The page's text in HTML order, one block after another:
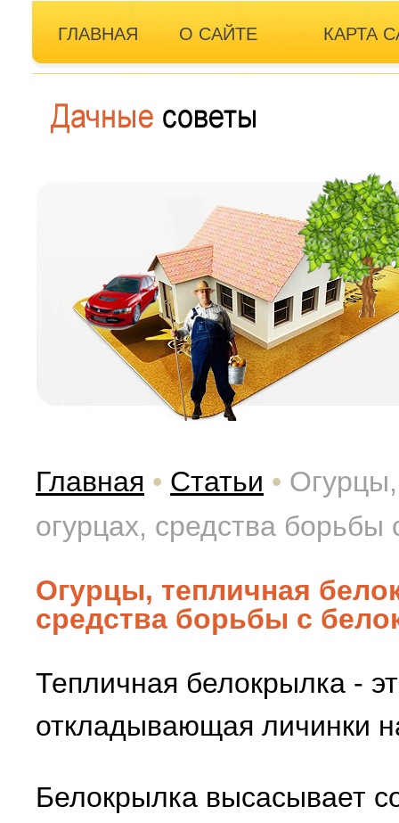
ГЛАВНАЯ О САЙТЕ КАРТА
Главная • Статьи •
огурцах, средства борьбы
Огурцы, тепличная
средства борьбы с
Тепличная белокрылка -
откладывающая личинки
Белокрылка высасывает